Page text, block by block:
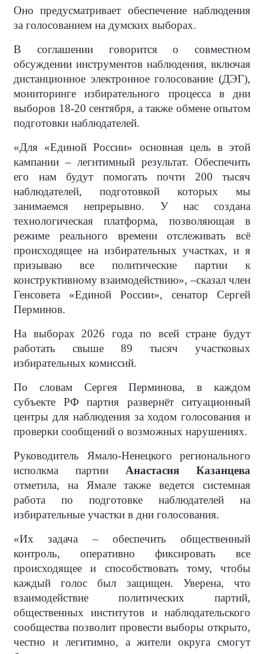
Оно предусматривает обеспечение наблюдения
за голосованием на думских выборах.
В соглашении говорится о совместном
обсуждении инструментов наблюдения, включая
дистанционное электронное голосование (ДЭГ),
мониторинге избирательного процесса в дни
выборов 18-20 сентября, а также обмене опытом
подготовки наблюдателей.
«Для «Единой России» основная цель в этой
кампании – легитимный результат. Обеспечить
его нам будут помогать почти 200 тысяч
наблюдателей, подготовкой которых мы
занимаемся непрерывно. У нас создана
технологическая платформа, позволяющая в
режиме реального времени отслеживать всё
происходящее на избирательных участках, и я
призываю все политические партии к
конструктивному взаимодействию», –сказал член
Генсовета «Единой России», сенатор Сергей
Перминов.
На выборах 2026 года по всей стране будут
работать свыше 89 тысяч участковых
избирательных комиссий.
По словам Сергея Перминова, в каждом
субъекте РФ партия развернёт ситуационный
центры для наблюдения за ходом голосования и
проверки сообщений о возможных нарушениях.
Руководитель Ямало-Ненецкого регионального
исполкма партии Анастасия Казанцева
отметила, на Ямале также ведется системная
работа по подготовке наблюдателей на
избирательные участки в дни голосования.
«Их задача – обеспечить общественный
контроль, оперативно фиксировать все
происходящее и способствовать тому, чтобы
каждый голос был защищен. Уверена, что
взаимодействие политических партий,
общественных институтов и наблюдательского
сообщества позволит провести выборы открыто,
честно и легитимно, а жители округа смогут